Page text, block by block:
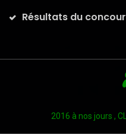
Résultats du
2016 à nos jours ,